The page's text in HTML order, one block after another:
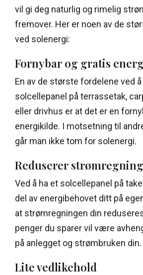
vil gi deg naturlig og rimelig
fremover. Her er noen av de
ved solenergi:
Fornybar og gratis
En av de største fordelene ved
solcellepanel på terrassetak,
eller drivhus er at det er en
energikilde. I motsetning til
går man ikke tom for solenergi.
Reduserer
Ved å ha et solcellepanel på
del av energibehovet ditt på
at strømregningen din
penger du sparer vil være
på anlegget og strømbruken din.
Lite vedlikehold